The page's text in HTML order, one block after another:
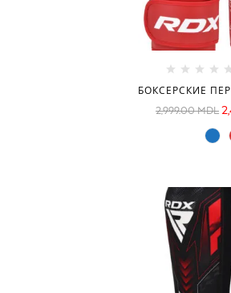
БОКСЕРСКИЕ
2,999.00MDL